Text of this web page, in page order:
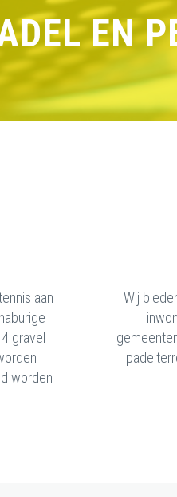
EN
aan
gravel
worden
Wij